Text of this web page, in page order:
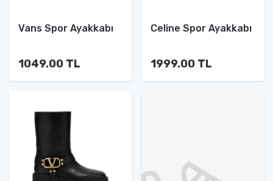
Vans Spor Ayakkabı
1049.00 TL
Celine Spor Ayakkabı
1999.00 TL